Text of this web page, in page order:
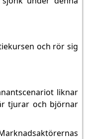
och rör sig
liknar
tjurar och björnar